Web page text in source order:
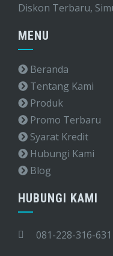
Diskon Terbaru,
MENU
Beranda
Tentang Kami
Produk
Promo Terbaru
Syarat Kredit
Hubungi Kami
Blog
HUBUNGI KAMI
081-228-316-